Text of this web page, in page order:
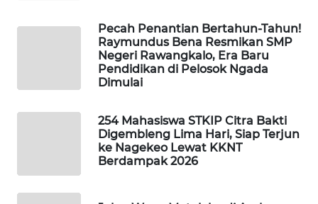
Pecah Penantian Bertahun-Tahun!
Raymundus Bena Resmikan SMP
Negeri Rawangkalo, Era Baru
Pendidikan di Pelosok Ngada
Dimulai
254 Mahasiswa STKIP Citra Bakti
Digembleng Lima Hari, Siap Terjun
ke Nagekeo Lewat KKNT
Berdampak 2026
Network
MASYARAKAT